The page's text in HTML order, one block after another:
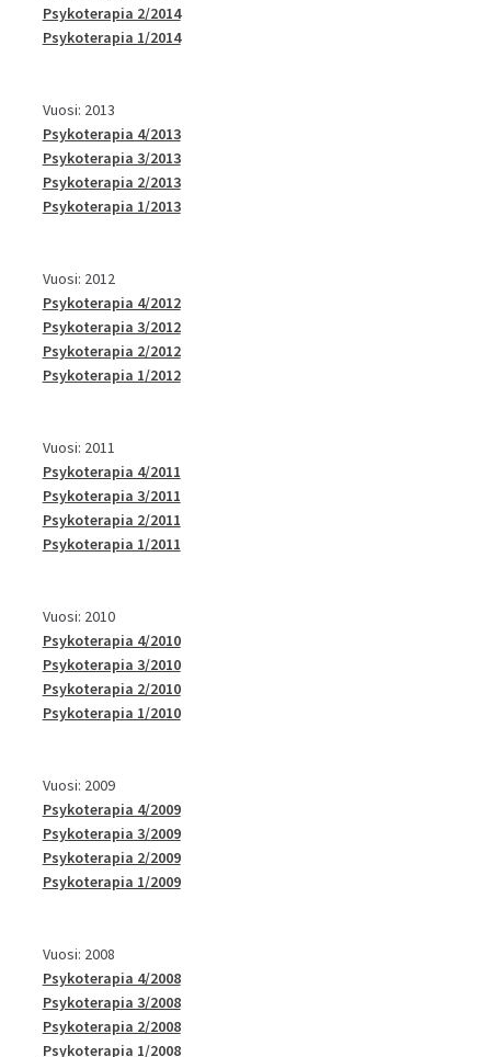
Psykoterapia 2/2014
Psykoterapia 1/2014
Vuosi: 2013
Psykoterapia 4/2013
Psykoterapia 3/2013
Psykoterapia 2/2013
Psykoterapia 1/2013
Vuosi: 2012
Psykoterapia 4/2012
Psykoterapia 3/2012
Psykoterapia 2/2012
Psykoterapia 1/2012
Vuosi: 2011
Psykoterapia 4/2011
Psykoterapia 3/2011
Psykoterapia 2/2011
Psykoterapia 1/2011
Vuosi: 2010
Psykoterapia 4/2010
Psykoterapia 3/2010
Psykoterapia 2/2010
Psykoterapia 1/2010
Vuosi: 2009
Psykoterapia 4/2009
Psykoterapia 3/2009
Psykoterapia 2/2009
Psykoterapia 1/2009
Vuosi: 2008
Psykoterapia 4/2008
Psykoterapia 3/2008
Psykoterapia 2/2008
Psykoterapia 1/2008